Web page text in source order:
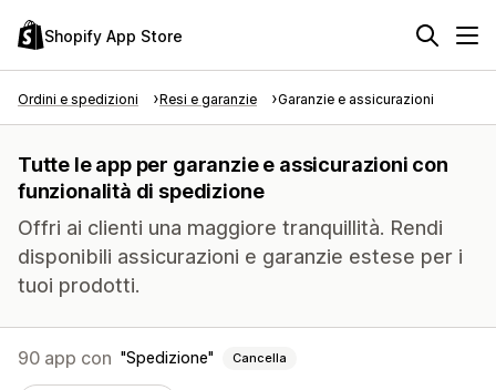
Shopify App Store
Ordini e spedizioni Resi e garanzie Garanzie e assicurazioni
Tutte le app per garanzie e assicurazioni con
funzionalità di spedizione
Offri ai clienti una maggiore tranquillità. Rendi
disponibili assicurazioni e garanzie estese per i
tuoi prodotti.
90 app con Spedizione Cancella